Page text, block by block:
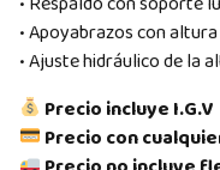
• Apoyabrazos con
• Ajuste hidráulico de la
Precio incluye I.G.V
Precio con